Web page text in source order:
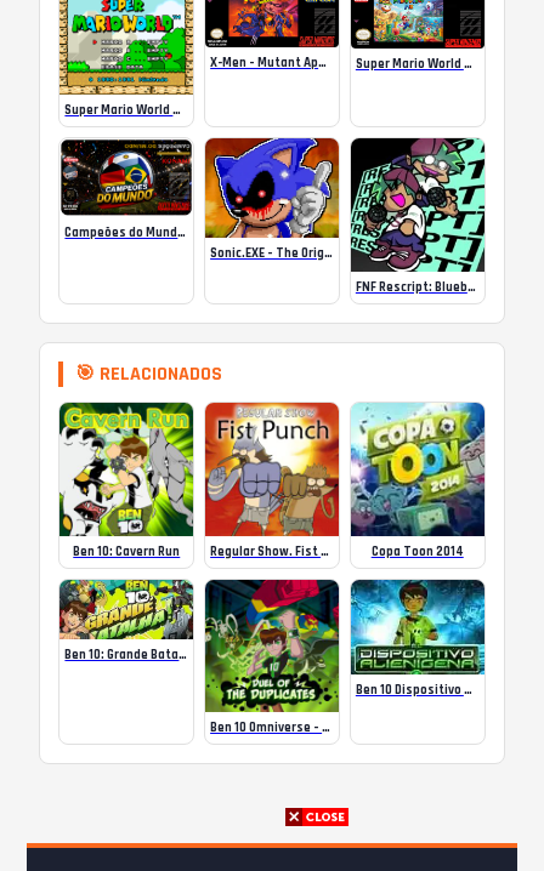
Super Mario World SA-1 Online
X-Men – Mutant Apocalypse Rebalanced Online Super Mario World Mix Online
Campeões do Mundo (ISS) Online
Sonic.EXE – The Original Game Online
FNF Rescript: Blueballed
🎯 RELACIONADOS
Ben 10: Cavern Run Regular Show. Fist Punch 1 Copa Toon 2014
Ben 10: Grande Batalha
Ben 10 Omniverse – DUEL of the DUPLICATES
Ben 10 Dispositivo Alienígena